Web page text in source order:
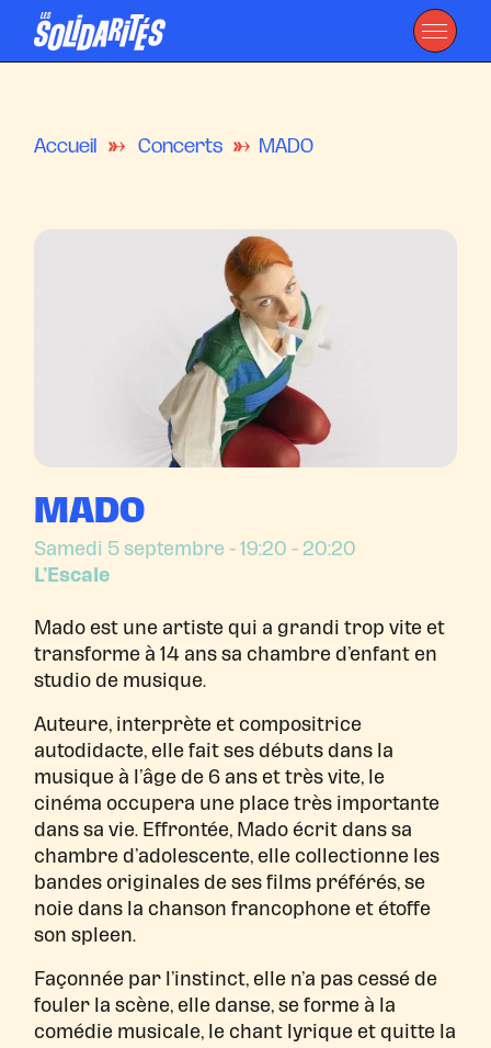
Accueil Concerts MADO
MADO
Samedi 5 septembre- 19:20 - 20:20
L’Escale
Mado est une artiste qui a grandi trop vite et
transforme à 14 ans sa chambre d’enfant en
studio de musique.
Auteure, interprète et compositrice
autodidacte, elle fait ses débuts dans la
musique à l’âge de 6 ans et très vite, le
cinéma occupera une place très importante
dans sa vie. Effrontée, Mado écrit dans sa
chambre d’adolescente, elle collectionne les
bandes originales de ses films préférés, se
noie dans la chanson francophone et étoffe
son spleen.
Façonnée par l’instinct, elle n’a pas cessé de
fouler la scène, elle danse, se forme à la
comédie musicale, le chant lyrique et quitte la